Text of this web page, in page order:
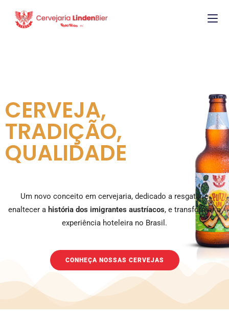
CERVEJA,
TRADIÇÃO,
QUALIDADE
Um novo conceito em cervejaria, dedicado a resgatar e
enaltecer a história dos imigrantes austríacos, e transformar a
experiência hoteleira no Brasil.
CONHEÇA NOSSAS CERVEJAS